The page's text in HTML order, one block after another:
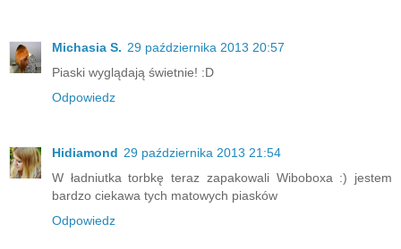
Michasia S. 29 października 2013 20:57
Piaski wyglądają świetnie! :D
Odpowiedz
Hidiamond 29 października 2013 21:54
W ładniutka torbkę teraz zapakowali Wiboboxa :) jestem
bardzo ciekawa tych matowych piasków
Odpowiedz